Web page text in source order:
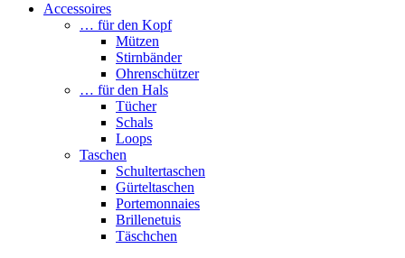
Accessoires
… für den Kopf
Mützen
Stirnbänder
Ohrenschützer
… für den Hals
Tücher
Schals
Loops
Taschen
Schultertaschen
Gürteltaschen
Portemonnaies
Brillenetuis
Täschchen